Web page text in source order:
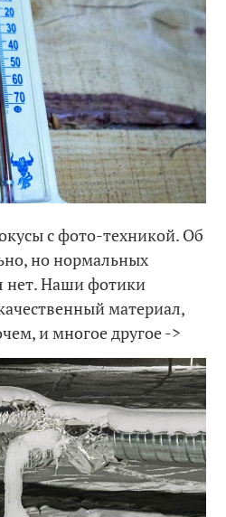
с фото-техникой. Об
но нормальных
нет. Наши фотики
материал,
и многое другое ->